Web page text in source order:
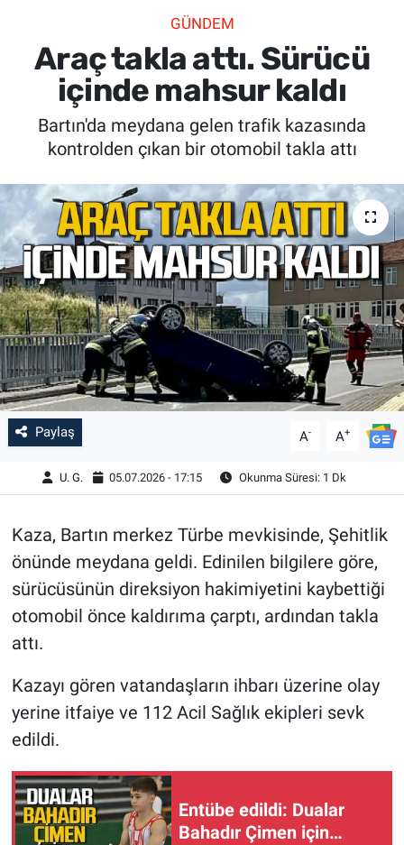
GÜNDEM
Araç takla attı. Sürücü
içinde mahsur kaldı
Bartın'da meydana gelen trafik kazasında
kontrolden çıkan bir otomobil takla attı
Paylaş A- A+
U. G. 05.07.2026 - 17:15 Okunma Süresi: 1 Dk
Kaza, Bartın merkez Türbe mevkisinde, Şehitlik
önünde meydana geldi. Edinilen bilgilere göre,
sürücüsünün direksiyon hakimiyetini kaybettiği
otomobil önce kaldırıma çarptı, ardından takla
attı.
Kazayı gören vatandaşların ihbarı üzerine olay
yerine itfaiye ve 112 Acil Sağlık ekipleri sevk
edildi.
Entübe edildi: Dualar
Bahadır Çimen için…
SPOR
SAĞLIK